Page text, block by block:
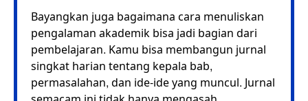
Bayangkan juga bagaimana cara menuliskan
pengalaman akademik bisa jadi bagian dari
pembelajaran. Kamu bisa membangun jurnal
singkat harian tentang kepala bab,
permasalahan, dan ide-ide yang muncul. Jurnal